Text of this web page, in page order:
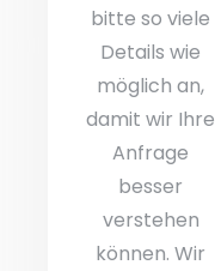
bitte so viele
Details wie
möglich an,
damit wir Ihre
Anfrage
besser
verstehen
können. Wir